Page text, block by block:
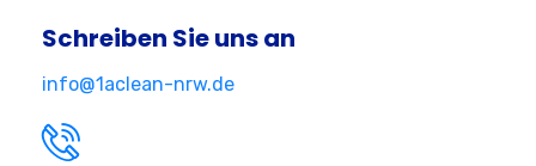
Schreiben Sie uns an
info@1aclean-nrw.de